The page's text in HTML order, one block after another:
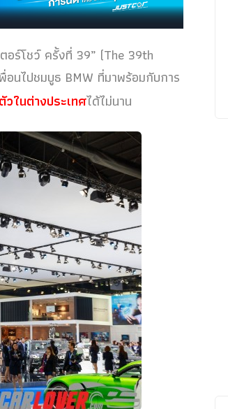
อร์โชว์ ครั้งที่ 39” (The 39th
นไปชมบูธ BMW ที่มาพร้อมกับการ
วในต่างประเทศได้ไม่นาน